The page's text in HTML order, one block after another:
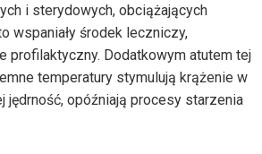
i sterydowych, obciążających
wspaniały środek leczniczy,
profilaktyczny. Dodatkowym atutem tej
temperatury stymulują krążenie w
jędrność, opóźniają procesy starzenia